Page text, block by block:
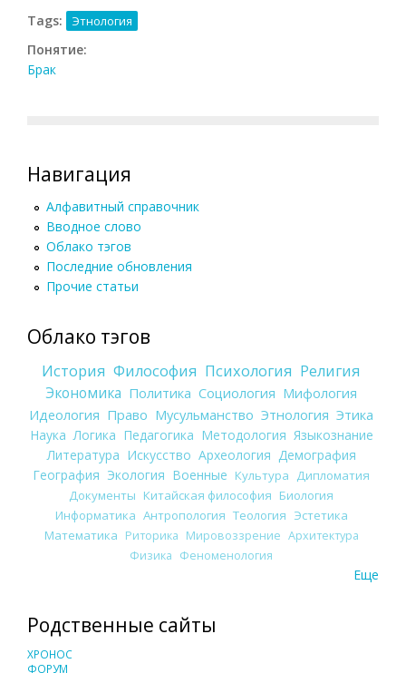
Tags: Этнология
Понятие:
Брак
Навигация
Алфавитный справочник
Вводное слово
Облако тэгов
Последние обновления
Прочие статьи
Облако тэгов
История Философия Психология Религия
Экономика Политика Социология Мифология
Идеология Право Мусульманство Этнология Этика
Наука Логика Педагогика Методология Языкознание
Литература Искусство Археология Демография
География Экология Военные Культура
Дипломатия
Документы Китайская философия Биология
Информатика Антропология Теология Эстетика
Математика Риторика Мировоззрение Архитектура
Физика Феноменология
Еще
Родственные сайты
ХРОНОС
ФОРУМ